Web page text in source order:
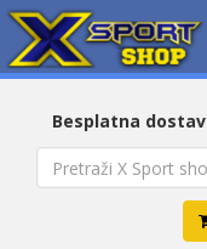
Besplatna